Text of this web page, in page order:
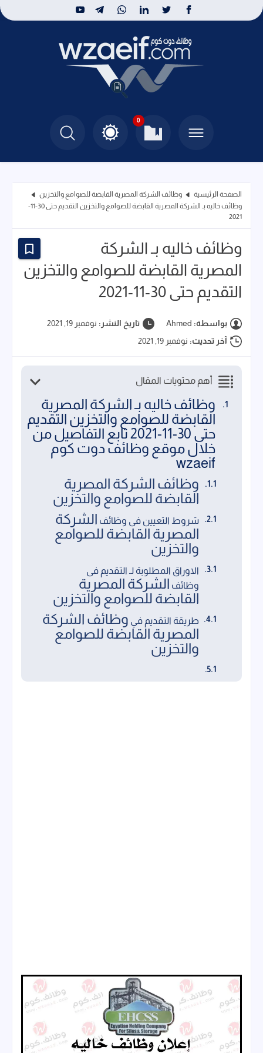
0
الصفحة الرئيسية
وظائف الشركة المصرية القابضة للصوامع والتخزين
وظائف خاليه بـ الشركة المصرية القابضة للصوامع والتخزين التقديم حتى 30-11-
2021
وظائف خاليه بـ الشركة
المصرية القابضة للصوامع والتخزين
التقديم حتى 30-11-2021
بواسطة: Ahmed تاريخ النشر: نوفمبر 19, 2021
آخر تحديث: نوفمبر 19, 2021
أهم محتويات المقال
وظائف خاليه بـ الشركة المصرية
القابضة للصوامع والتخزين التقديم
حتى 30-11-2021 تابع التفاصيل من
خلال موقع وظائف دوت كوم
wzaeif
وظائف الشركة المصرية
القابضة للصوامع والتخزين
شروط التعيين فى وظائف الشركة
المصرية القابضة للصوامع
والتخزين
الاوراق المطلوبة لـ التقديم فى
وظائف الشركة المصرية
القابضة للصوامع والتخزين
طريقة التقديم في وظائف الشركة
المصرية القابضة للصوامع
والتخزين